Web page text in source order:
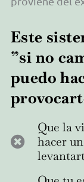
Este
”si no
puedo
Que la
hacer un